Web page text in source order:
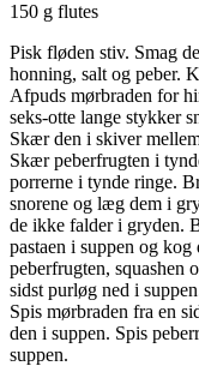
150 g flutes
Pisk fløden stiv. Smag
honning, salt og peber.
Afpuds mørbraden for
seks-otte lange stykker
Skær den i skiver
Skær peberfrugten i
porrerne i tynde ringe.
snorene og læg dem i
de ikke falder i gryden.
pastaen i suppen og
peberfrugten, squashen
sidst purløg ned i
Spis mørbraden fra en
den i suppen. Spis
suppen.